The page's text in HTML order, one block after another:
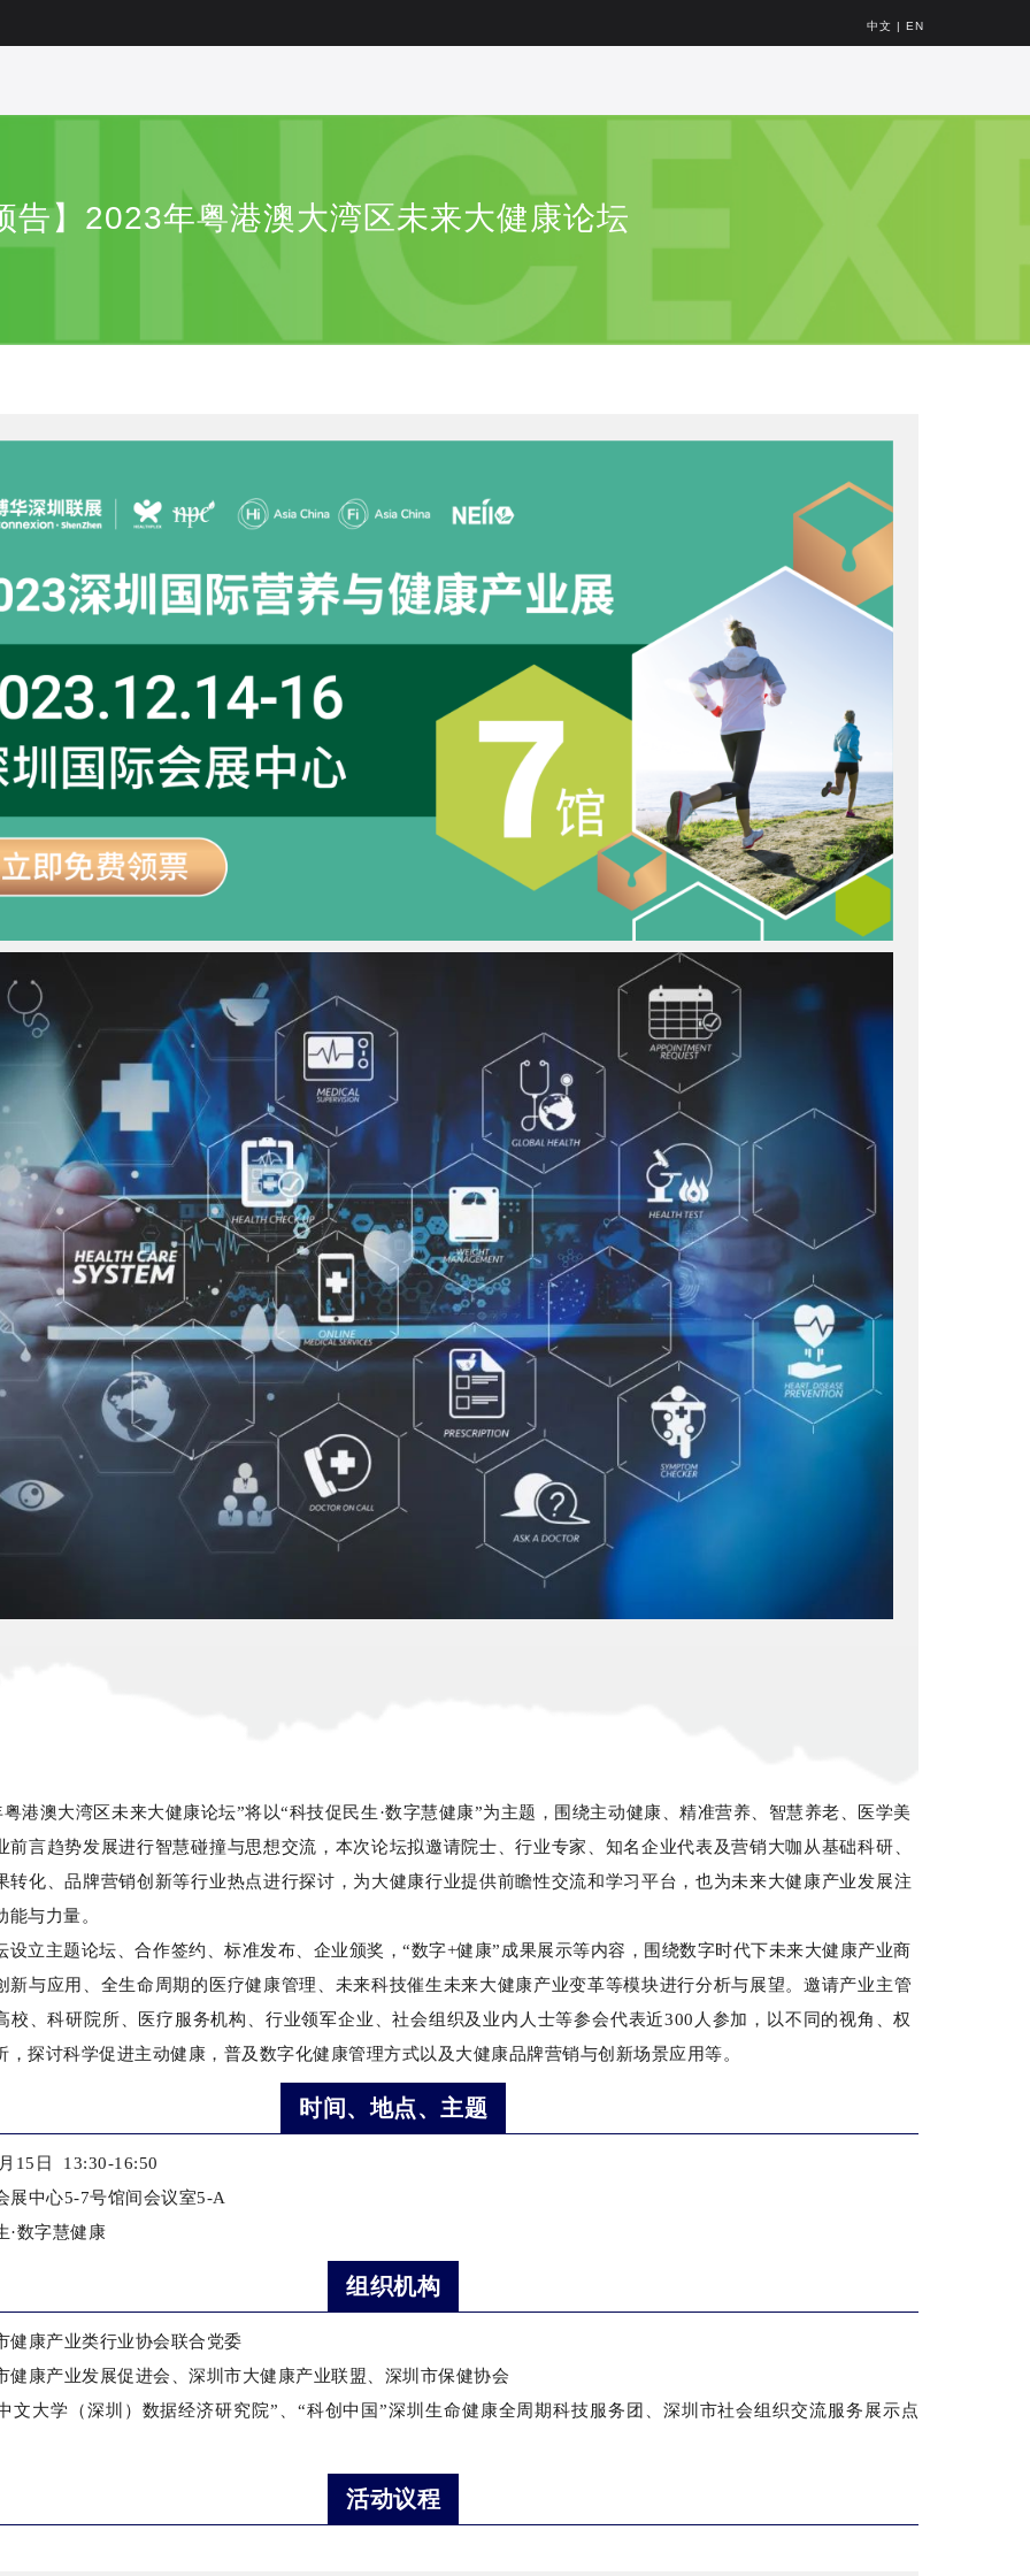
中文 | EN
告】2023年粤港澳大湾区未来大健康论坛
粤港澳大湾区未来大健康论坛”将以“科技促民生·数字慧健康”为主题，围绕主动健康、精准营养、智慧养老、医学美
前言趋势发展进行智慧碰撞与思想交流，本次论坛拟邀请院士、行业专家、知名企业代表及营销大咖从基础科研、
转化、品牌营销创新等行业热点进行探讨，为大健康行业提供前瞻性交流和学习平台，也为未来大健康产业发展注
能与力量。
设立主题论坛、合作签约、标准发布、企业颁奖，“数字+健康”成果展示等内容，围绕数字时代下未来大健康产业商
新与应用、全生命周期的医疗健康管理、未来科技催生未来大健康产业变革等模块进行分析与展望。邀请产业主管
校、科研院所、医疗服务机构、行业领军企业、社会组织及业内人士等参会代表近300人参加，以不同的视角、权
，探讨科学促进主动健康，普及数字化健康管理方式以及大健康品牌营销与创新场景应用等。
时间、地点、主题
15日 13:30-16:50
展中心5-7号馆间会议室5-A
·数字慧健康
组织机构
健康产业类行业协会联合党委
健康产业发展促进会、深圳市大健康产业联盟、深圳市保健协会
文大学（深圳）数据经济研究院”、“科创中国”深圳生命健康全周期科技服务团、深圳市社会组织交流服务展示点
活动议程